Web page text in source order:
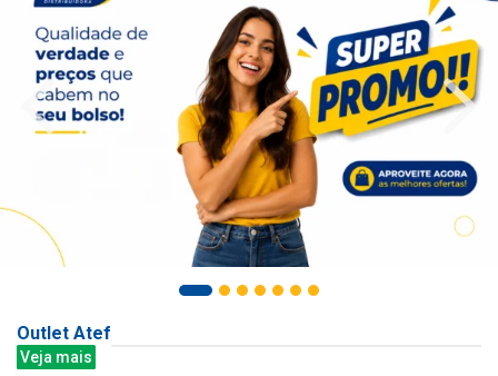
Outlet Atef
Veja mais